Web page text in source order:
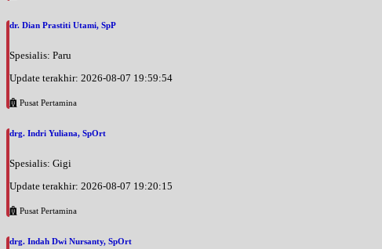
dr. Dian Prastiti Utami, SpP
Spesialis: Paru
Update terakhir: 2026-08-07 19:59:54
Pusat Pertamina
drg. Indri Yuliana, SpOrt
Spesialis: Gigi
Update terakhir: 2026-08-07 19:20:15
Pusat Pertamina
drg. Indah Dwi Nursanty, SpOrt